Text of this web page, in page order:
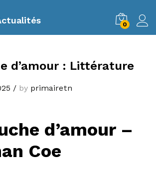
0
d’amour : Littérature
/ by primairetn
d’amour –
Coe